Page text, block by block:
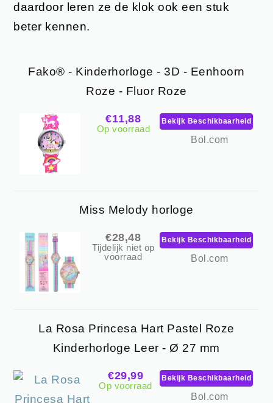
daardoor leren ze de klok ook een stuk
beter kennen.
Fako® - Kinderhorloge - 3D - Eenhoorn
Roze - Fluor Roze
€11,88
Op voorraad
Bekijk Beschikbaarheid
Bol.com
Miss Melody horloge
€28,48
Tijdelijk niet op
voorraad
Bekijk Beschikbaarheid
Bol.com
La Rosa Princesa Hart Pastel Roze
Kinderhorloge Leer - Ø 27 mm
€29,99
Op voorraad
Bekijk Beschikbaarheid
Bol.com